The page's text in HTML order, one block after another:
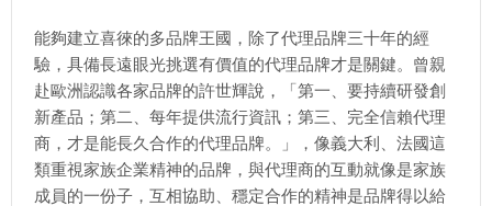
能夠建立喜徠的多品牌王國，除了代理品牌三十年的經
驗，具備長遠眼光挑選有價值的代理品牌才是關鍵。曾親
赴歐洲認識各家品牌的許世輝說，「第一、要持續研發創
新產品；第二、每年提供流行資訊；第三、完全信賴代理
商，才是能長久合作的代理品牌。」，像義大利、法國這
類重視家族企業精神的品牌，與代理商的互動就像是家族
成員的一份子，互相協助、穩定合作的精神是品牌得以給